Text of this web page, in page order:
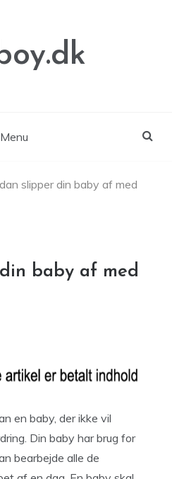
Menu
slipper din baby af med
baby af med
en baby, der ikke vil
Din baby har brug for
bearbejde alle de